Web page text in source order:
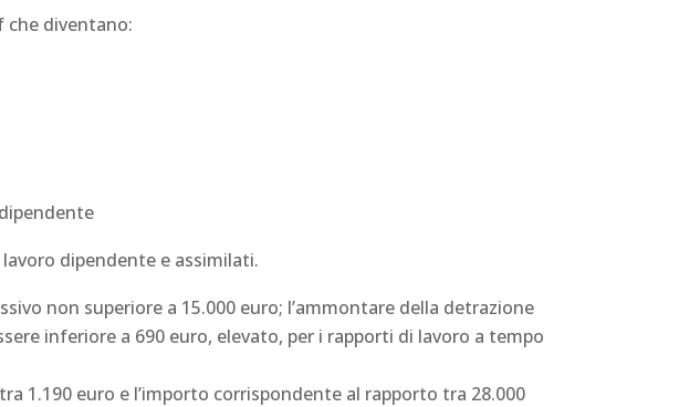
che diventano:
dipendente e assimilati.
non superiore a 15.000 euro; l’ammontare della detrazione
inferiore a 690 euro, elevato, per i rapporti di lavoro a tempo
1.190 euro e l’importo corrispondente al rapporto tra 28.000